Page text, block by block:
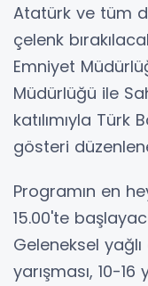
Atatürk ve tüm
çelenk
Emniyet
Müdürlüğü ile
katılımıyla Türk
gösteri
Programın en
15.00'te
Geleneksel
yarışması, 10-